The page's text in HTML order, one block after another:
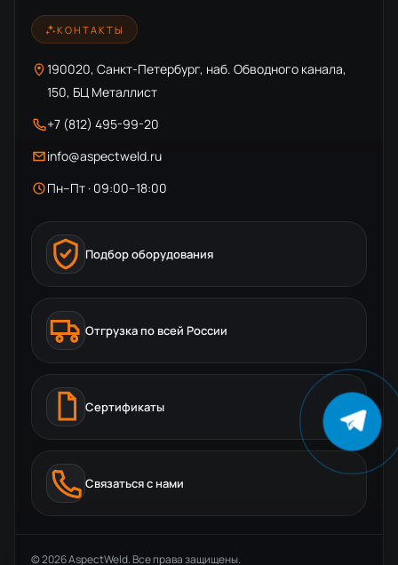
КОНТАКТЫ
190020, Санкт-Петербург, наб. Обводного канала,
150, БЦ Металлист
+7 (812) 495-99-20
info@aspectweld.ru
Пн–Пт · 09:00–18:00
Подбор оборудования
Отгрузка по всей России
Сертификаты
Связаться с нами
© 2026 AspectWeld. Все права защищены.